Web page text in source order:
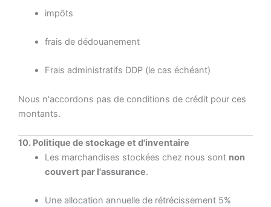
impôts
frais de dédouanement
Frais administratifs DDP (le cas échéant)
Nous n'accordons pas de conditions de crédit pour ces
montants.
10. Politique de stockage et d'inventaire
Les marchandises stockées chez nous sont non
couvert par l'assurance.
Une allocation annuelle de rétrécissement 5%